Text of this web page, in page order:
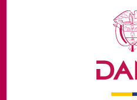
Logos